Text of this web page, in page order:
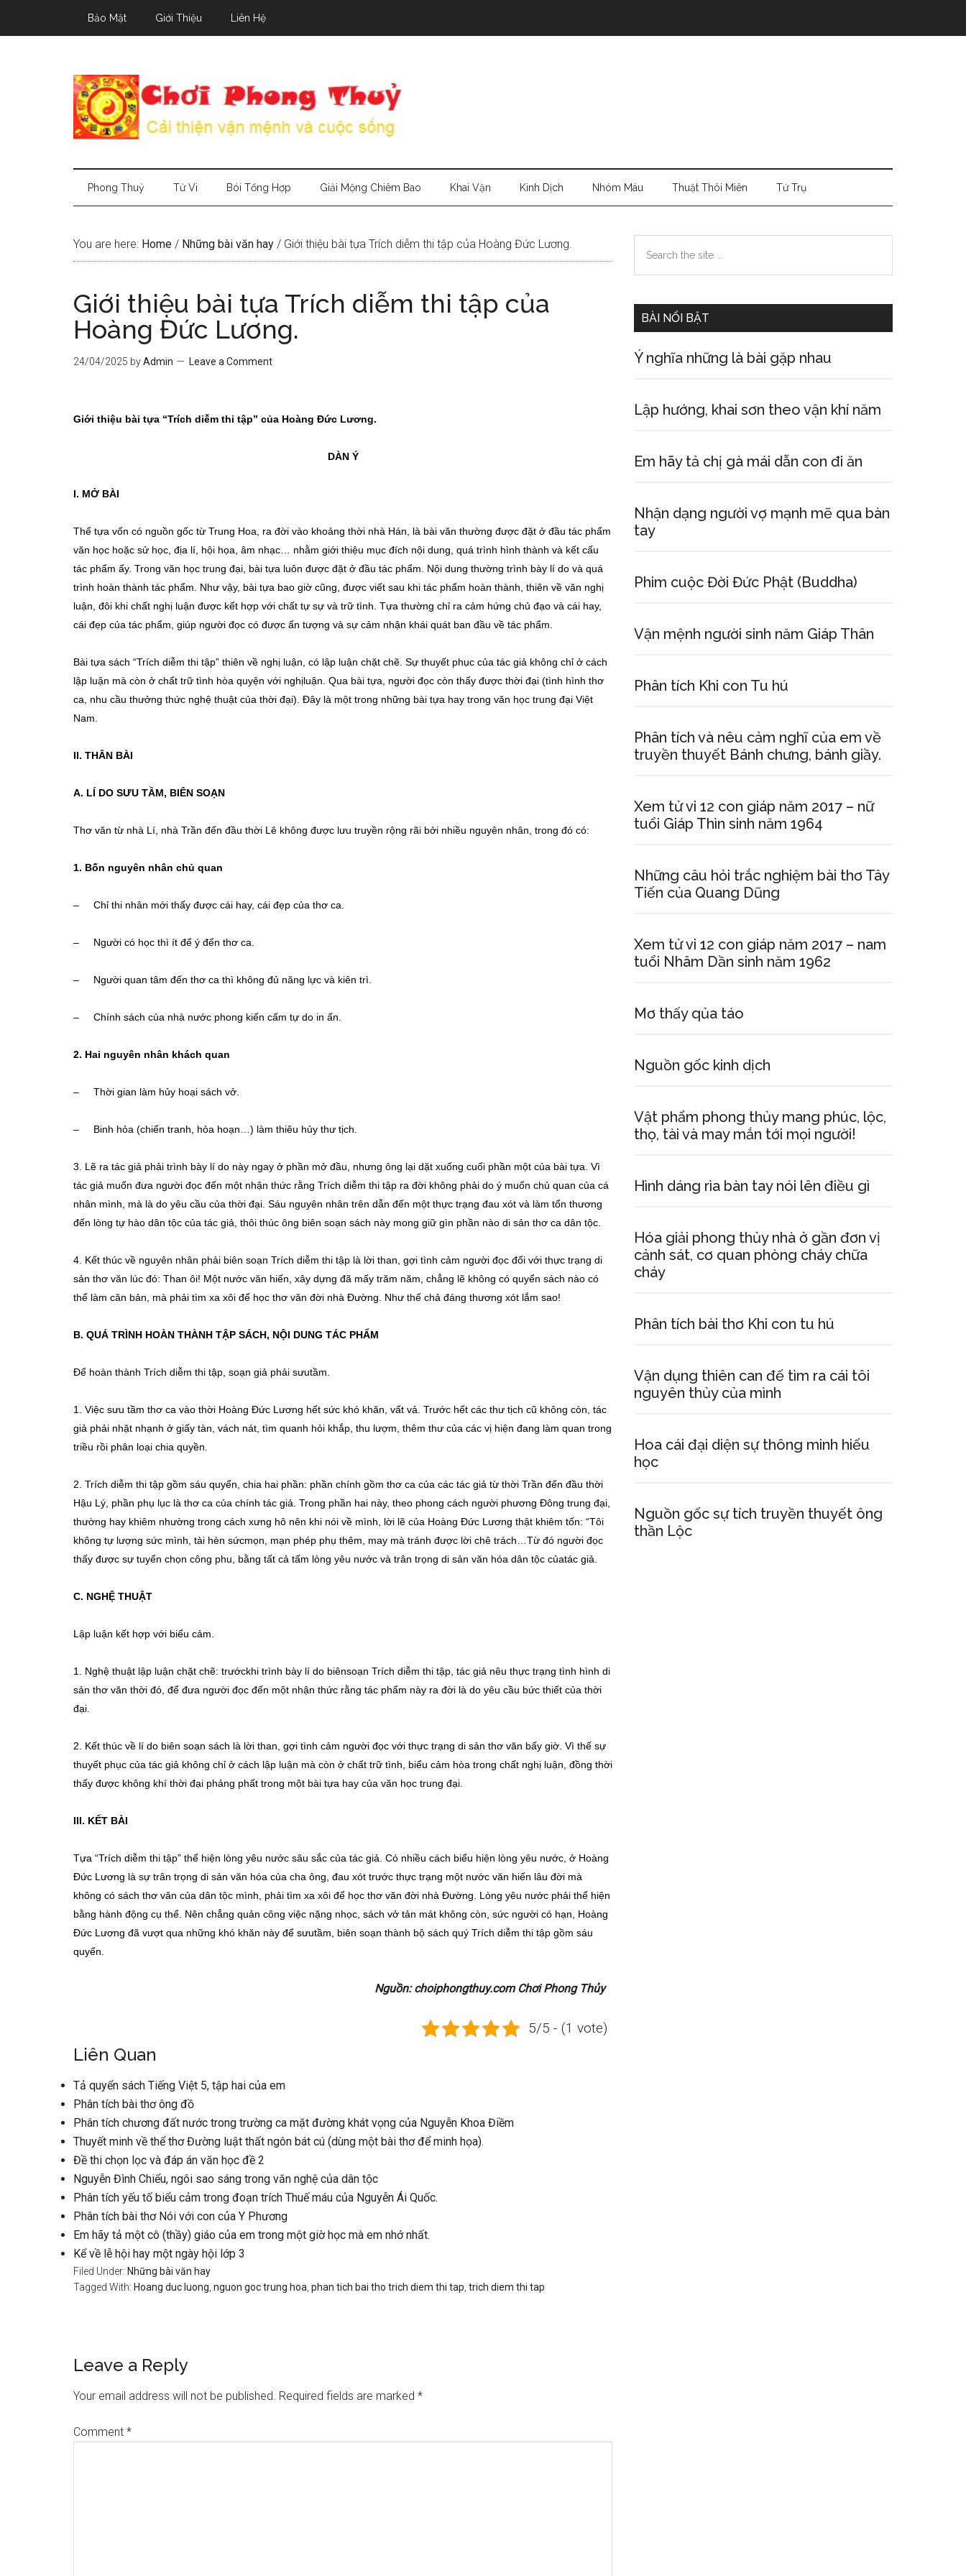
Bảo Mật Giới Thiệu Liên Hệ
Phong Thuỷ Tử Vi Bói Tổng Hợp Giải Mộng Chiêm Bao Khai Vận Kinh Dịch Nhóm Máu Thuật Thôi Miên Tứ Trụ
You are here: Home / Những bài văn hay / Giới thiệu bài tựa Trích diễm thi tập của Hoàng Đức Lương.
Giới thiệu bài tựa Trích diễm thi tập của
Hoàng Đức Lương.
24/04/2025 byAdmin Leave a Comment
Giới thiệu bài tựa “Trích diễm thi tập” của Hoàng Đức Lương.
DÀN Ý
I. MỞ BÀI
Thể tựa vốn có nguồn gốc từ Trung Hoa, ra đời vào khoảng thời nhà Hán, là bài văn thường được đặt ở đầu tác phẩm
văn học hoặc sử học, địa lí, hội họa, âm nhạc… nhằm giới thiệu mục đích nội dung, quá trình hình thành và kết cấu
tác phẩm ấy. Trong văn học trung đại, bài tựa luôn được đặt ở đầu tác phẩm. Nội dung thường trình bày lí do và quá
trình hoàn thành tác phẩm. Như vậy, bài tựa bao giờ cũng, được viết sau khi tác phẩm hoàn thành, thiên về văn nghị
luận, đôi khi chất nghị luận được kết hợp với chất tự sự và trữ tình. Tựa thường chỉ ra cảm hứng chủ đạo và cái hay,
cái đẹp của tác phẩm, giúp người đọc có được ấn tượng và sự cảm nhận khái quát ban đầu về tác phẩm.
Bài tựa sách “Trích diễm thi tập” thiên về nghị luận, có lập luận chặt chẽ. Sự thuyết phục của tác giả không chỉ ở cách
lập luận mà còn ở chất trữ tình hòa quyện với nghịluận. Qua bài tựa, người đọc còn thấy được thời đại (tình hình thơ
ca, nhu cầu thưởng thức nghệ thuật của thời đại). Đây là một trong những bài tựa hay trong văn học trung đại Việt
Nam.
II. THÂN BÀI
A. LÍ DO SƯU TẦM, BIÊN SOẠN
Thơ văn từ nhà Lí, nhà Trần đến đầu thời Lê không được lưu truyền rộng rãi bởi nhiều nguyên nhân, trong đó có:
1. Bốn nguyên nhân chủ quan
– Chỉ thi nhân mới thấy được cái hay, cái đẹp của thơ ca.
– Người có học thì ít để ý đến thơ ca.
– Người quan tâm đến thơ ca thì không đủ năng lực và kiên trì.
– Chính sách của nhà nước phong kiến cấm tự do in ấn.
2. Hai nguyên nhân khách quan
– Thời gian làm hủy hoại sách vở.
– Binh hỏa (chiến tranh, hỏa hoạn…) làm thiêu hủy thư tịch.
3. Lẽ ra tác giả phải trình bày lí do này ngay ở phần mở đầu, nhưng ông lại dặt xuống cuối phần một của bài tựa. Vì
tác giả muốn đưa người đọc đến một nhận thức rằng Trích diễm thi tập ra đời không phải do ý muốn chủ quan của cá
nhân mình, mà là do yêu cầu của thời đại. Sáu nguyên nhân trên dẫn đến một thực trạng đau xót và làm tổn thương
đến lòng tự hào dân tộc của tác giả, thôi thúc ông biên soạn sách này mong giữ gìn phần nào di sản thơ ca dân tộc.
4. Kết thúc về nguyên nhân phải biên soạn Trích diễm thi tập là lời than, gợi tình cảm người đọc đối với thực trạng di
sản thơ văn lúc đó: Than ôi! Một nước văn hiến, xây dựng đã mấy trăm năm, chẳng lẽ không có quyển sách nào có
thể làm căn bản, mà phải tìm xa xôi để học thơ văn đời nhà Đường. Như thế chả đáng thương xót lắm sao!
B. QUÁ TRÌNH HOÀN THÀNH TẬP SÁCH, NỘI DUNG TÁC PHẨM
Để hoàn thành Trích diễm thi tập, soạn giả phải sưutầm.
1. Việc sưu tầm thơ ca vào thời Hoàng Đức Lương hết sức khó khăn, vất vả. Trước hết các thư tịch cũ không còn, tác
giả phải nhặt nhạnh ở giấy tàn, vách nát, tìm quanh hỏi khắp, thu lượm, thêm thư của các vị hiện đang làm quan trong
triều rồi phân loại chia quyền.
2. Trích diễm thi tập gồm sáu quyển, chia hai phần: phần chính gồm thơ ca của các tác giả từ thời Trần đến đầu thời
Hậu Lý, phần phụ lục là thơ ca của chính tác giả. Trong phần hai này, theo phong cách người phương Đông trung đại,
thường hay khiêm nhường trong cách xưng hô nên khi nói về mình, lời lẽ của Hoàng Đức Lương thật khiêm tốn: “Tôi
không tự lượng sức mình, tài hèn sứcmọn, mạn phép phụ thêm, may mà tránh được lời chê trách…Từ đó người đọc
thấy được sự tuyển chọn công phu, bằng tất cả tấm lòng yêu nước và trân trọng di sản văn hóa dân tộc củatác giả.
C. NGHỆ THUẬT
Lập luận kết hợp với biểu cảm.
1. Nghệ thuật lập luận chặt chẽ: trướckhi trình bày lí do biênsoạn Trích diễm thi tập, tác giả nêu thực trạng tình hình di
sản thơ văn thời đó, để đưa người đọc đến một nhận thức rằng tác phẩm này ra đời là do yêu cầu bức thiết của thời
đại.
2. Kết thúc về lí do biên soạn sách là lời than, gợi tình cảm người đọc với thực trạng di sản thơ văn bấy giờ. Vì thế sự
thuyết phục của tác giả không chỉ ở cách lập luận mà còn ở chất trữ tình, biểu cảm hòa trong chất nghị luận, đồng thời
thấy được không khí thời đại phảng phất trong một bài tựa hay của văn học trung đại.
III. KẾT BÀI
Tựa “Trích diễm thi tập” thể hiện lòng yêu nước sâu sắc của tác giả. Có nhiều cách biểu hiện lòng yêu nước, ở Hoàng
Đức Lương là sự trân trọng di sản văn hóa của cha ông, đau xót trước thực trạng một nước văn hiến lâu đời mà
không có sách thơ văn của dân tộc mình, phải tìm xa xôi để học thơ văn đời nhà Đường. Lòng yêu nước phải thể hiện
bằng hành động cụ thể. Nên chẳng quản công việc nặng nhọc, sách vở tản mát không còn, sức người có hạn, Hoàng
Đức Lương đã vượt qua những khó khăn này để sưutầm, biên soạn thành bộ sách quý Trích diễm thi tập gồm sáu
quyển.
Nguồn: choiphongthuy.com Chơi Phong Thủy
5/5 - (1 vote)
Liên Quan
Tả quyển sách Tiếng Việt 5, tập hai của em
Phân tích bài thơ ông đồ
Phân tích chương đất nước trong trường ca mặt đường khát vọng của Nguyễn Khoa Điềm
Thuyết minh về thể thơ Đường luật thất ngôn bát cú (dùng một bài thơ để minh họa).
Đề thi chọn lọc và đáp án văn học đề 2
Nguyễn Đình Chiểu, ngôi sao sáng trong văn nghệ của dân tộc
Phân tích yếu tố biểu cảm trong đoạn trích Thuế máu của Nguyễn Ái Quốc.
Phân tích bài thơ Nói với con của Y Phương
Em hãy tả một cô (thầy) giáo của em trong một giờ học mà em nhớ nhất.
Kể về lễ hội hay một ngày hội lớp 3
Filed Under: Những bài văn hay
Tagged With: Hoang duc luong nguon goc trung hoa phan tich bai tho trich diem thi tap trich diem thi tap
Reader
Interactions
Leave a Reply
Your email address will not be published. Required fields are marked *
Comment *
Primary
Sidebar
the
BÀI NỔI BẬT
Ý nghĩa những là bài gặp nhau
Lập hướng, khai sơn theo vận khí năm
Em hãy tả chị gà mái dẫn con đi ăn
Nhận dạng người vợ mạnh mẽ qua bàn
tay
Phim cuộc Đời Đức Phật (Buddha)
Vận mệnh người sinh năm Giáp Thân
Phân tích Khi con Tu hú
Phân tích và nêu cảm nghĩ của em về
truyền thuyết Bánh chưng, bánh giầy.
Xem tử vi 12 con giáp năm 2017 – nữ
tuổi Giáp Thìn sinh năm 1964
Những câu hỏi trắc nghiệm bài thơ Tây
Tiến của Quang Dũng
Xem tử vi 12 con giáp năm 2017 – nam
tuổi Nhâm Dần sinh năm 1962
Mơ thấy qủa táo
Nguồn gốc kinh dịch
Vật phẩm phong thủy mang phúc, lộc,
thọ, tài và may mắn tới mọi người!
Hình dáng rìa bàn tay nói lên điều gì
Hóa giải phong thủy nhà ở gần đơn vị
cảnh sát, cơ quan phòng cháy chữa
cháy
Phân tích bài thơ Khi con tu hú
Vận dụng thiên can đế tìm ra cái tôi
nguyên thủy của mình
Hoa cái đại diện sự thông minh hiếu
học
Nguồn gốc sự tích truyền thuyết ông
thần Lộc